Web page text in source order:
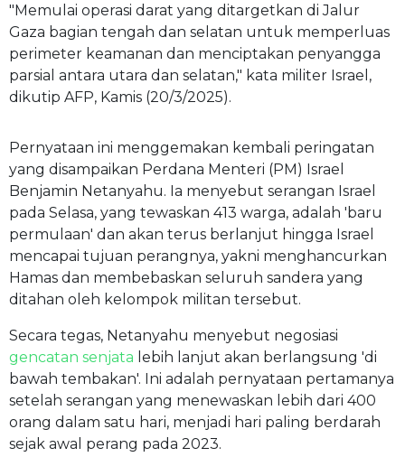
"Memulai operasi darat yang ditargetkan di Jalur
Gaza bagian tengah dan selatan untuk memperluas
perimeter keamanan dan menciptakan penyangga
parsial antara utara dan selatan," kata militer Israel,
dikutip AFP, Kamis (20/3/2025).
Pernyataan ini menggemakan kembali peringatan
yang disampaikan Perdana Menteri (PM) Israel
Benjamin Netanyahu. Ia menyebut serangan Israel
pada Selasa, yang tewaskan 413 warga, adalah 'baru
permulaan' dan akan terus berlanjut hingga Israel
mencapai tujuan perangnya, yakni menghancurkan
Hamas dan membebaskan seluruh sandera yang
ditahan oleh kelompok militan tersebut.
Secara tegas, Netanyahu menyebut negosiasi
gencatan senjata lebih lanjut akan berlangsung 'di
bawah tembakan'. Ini adalah pernyataan pertamanya
setelah serangan yang menewaskan lebih dari 400
orang dalam satu hari, menjadi hari paling berdarah
sejak awal perang pada 2023.